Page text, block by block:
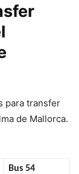
para transfer
de Mallorca.
Bus 54